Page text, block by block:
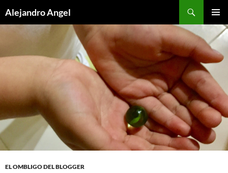
to
content
Alejandro Angel
MENU
EL OMBLIGO DEL BLOGGER